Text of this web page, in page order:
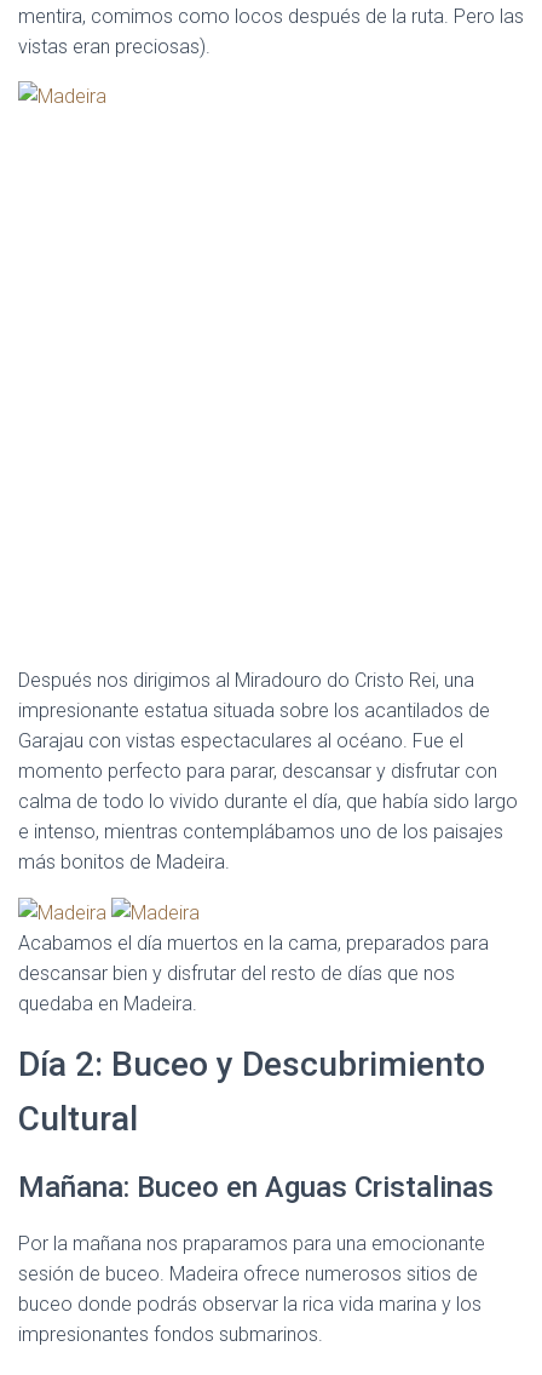
mentira, comimos como locos después de la ruta. Pero las
vistas eran preciosas).
Después nos dirigimos al Miradouro do Cristo Rei, una
impresionante estatua situada sobre los acantilados de
Garajau con vistas espectaculares al océano. Fue el
momento perfecto para parar, descansar y disfrutar con
calma de todo lo vivido durante el día, que había sido largo
e intenso, mientras contemplábamos uno de los paisajes
más bonitos de Madeira.
Acabamos el día muertos en la cama, preparados para
descansar bien y disfrutar del resto de días que nos
quedaba en Madeira.
Día 2: Buceo y Descubrimiento
Cultural
Mañana: Buceo en Aguas Cristalinas
Por la mañana nos praparamos para una emocionante
sesión de buceo. Madeira ofrece numerosos sitios de
buceo donde podrás observar la rica vida marina y los
impresionantes fondos submarinos.